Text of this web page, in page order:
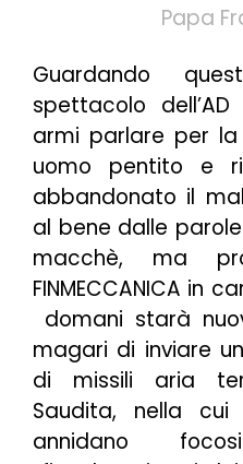
Papa
Guardando
spettacolo
armi parlare per
uomo pentito e
abbandonato il
al bene dalle
macchè, ma
FINMECCANICA in
domani starà
magari di inviare
di missili aria
Saudita, nella
annidano